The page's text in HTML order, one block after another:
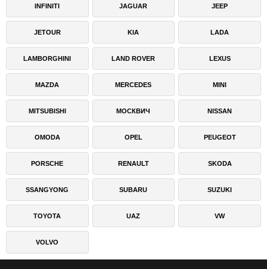
INFINITI JAGUAR JEEP
JETOUR KIA LADA
LAMBORGHINI LAND ROVER LEXUS
MAZDA MERCEDES MINI
MITSUBISHI МОСКВИЧ NISSAN
OMODA OPEL PEUGEOT
PORSCHE RENAULT SKODA
SSANGYONG SUBARU SUZUKI
TOYOTA UAZ VW
VOLVO